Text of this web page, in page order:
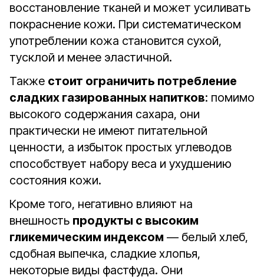
восстановление тканей и может усиливать
покраснение кожи. При систематическом
употреблении кожа становится сухой,
тусклой и менее эластичной.
Также стоит ограничить потребление
сладких газированных напитков: помимо
высокого содержания сахара, они
практически не имеют питательной
ценности, а избыток простых углеводов
способствует набору веса и ухудшению
состояния кожи.
Кроме того, негативно влияют на
внешность продукты с высоким
гликемическим индексом — белый хлеб,
сдобная выпечка, сладкие хлопья,
некоторые виды фастфуда. Они